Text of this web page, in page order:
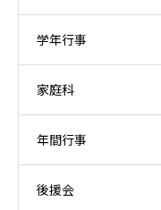
学年行事
家庭科
年間行事
後援会